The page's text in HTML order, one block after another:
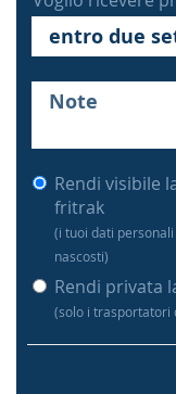
Rendi visibile
fritrak
(i tuoi dati
nascosti)
Rendi privata
(solo i trasportatori